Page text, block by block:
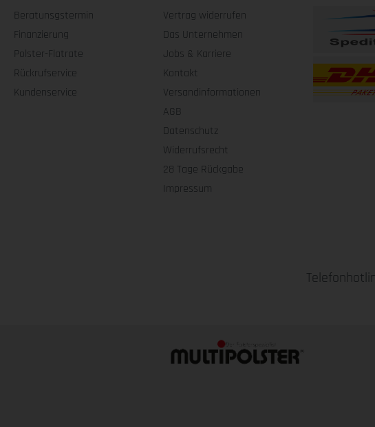
Beratunsgstermin
Finanzierung
Polster-Flatrate
Rückrufservice
Kundenservice
Vertrag widerrufen
Das Unternehmen
Jobs & Karriere
Kontakt
Versandinformationen
AGB
Datenschutz
Widerrufsrecht
28 Tage Rückgabe
Impressum